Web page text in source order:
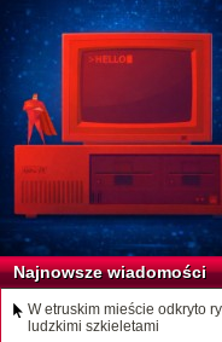
Najnowsze wiadomości
W etruskim mieście odkryto
ludzkimi szkieletami